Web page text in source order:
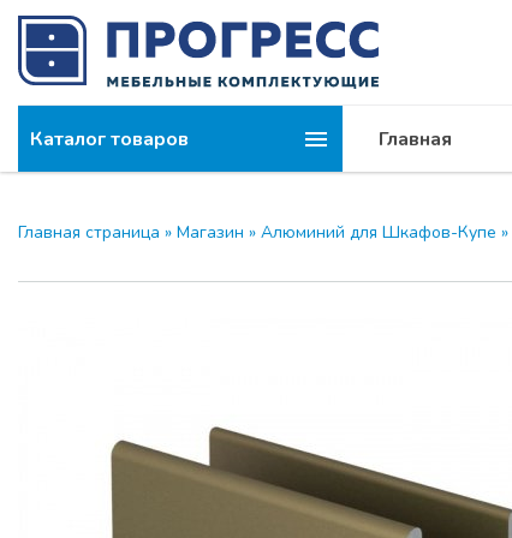
Каталог товаров Главная
Главная страница » Магазин » Алюминий для Шкафов-Купе »